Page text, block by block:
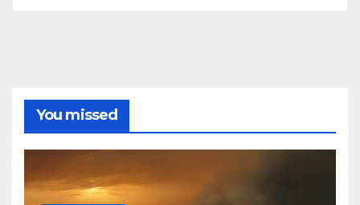
You missed